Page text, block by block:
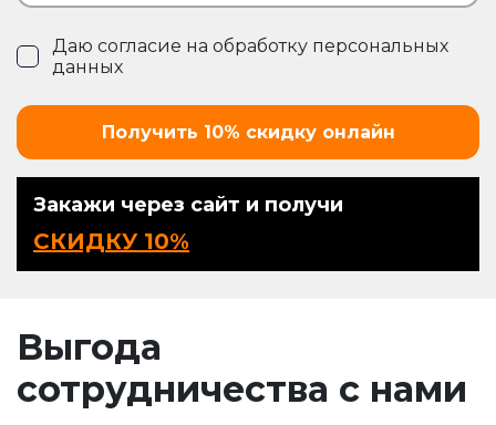
Даю согласие на обработку персональных
данных
Получить 10% скидку онлайн
Закажи через сайт и получи
СКИДКУ 10%
Выгода
сотрудничества с нами